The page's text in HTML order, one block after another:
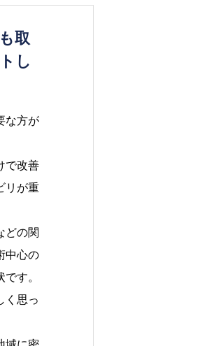
取
し
な方が
で改善
リが重
どの関
中心の
す。
く思っ